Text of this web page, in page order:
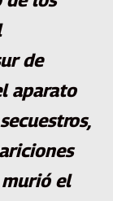
de
aparato
el